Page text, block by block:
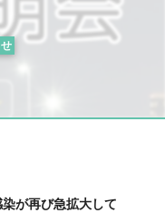
が再び急拡大して